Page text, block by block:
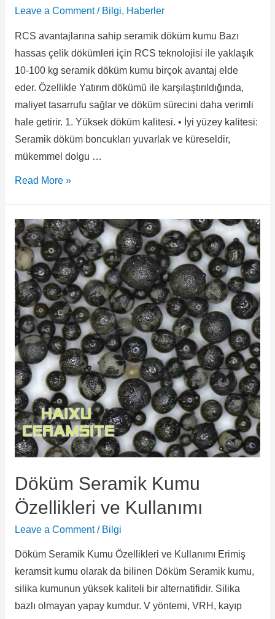
Leave a Comment / Bilgi, Haberler
RCS avantajlarına sahip seramik döküm kumu Bazı
hassas çelik dökümleri için RCS teknolojisi ile yaklaşık
10-100 kg seramik döküm kumu birçok avantaj elde
eder. Özellikle Yatırım dökümü ile karşılaştırıldığında,
maliyet tasarrufu sağlar ve döküm sürecini daha verimli
hale getirir. 1. Yüksek döküm kalitesi. • İyi yüzey kalitesi:
Seramik döküm boncukları yuvarlak ve küreseldir,
mükemmel dolgu …
Read More »
Döküm Seramik Kumu
Özellikleri ve Kullanımı
Leave a Comment / Bilgi
Döküm Seramik Kumu Özellikleri ve Kullanımı Erimiş
keramsit kumu olarak da bilinen Döküm Seramik kumu,
silika kumunun yüksek kaliteli bir alternatifidir. Silika
bazlı olmayan yapay kumdur. V yöntemi, VRH, kayıp